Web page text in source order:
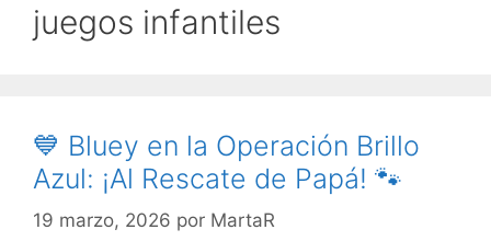
juegos infantiles
💙 Bluey en la Operación Brillo
Azul: ¡Al Rescate de Papá! 🐾
19 marzo, 2026 por MartaR